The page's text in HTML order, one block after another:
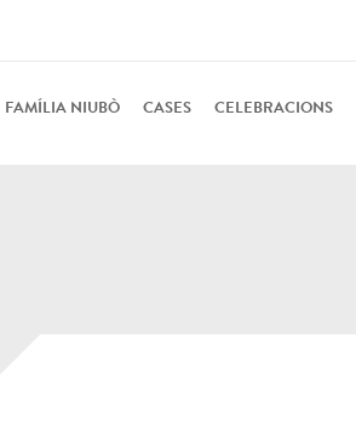
FAMÍLIA NIUBÒ CASES CELEBRACIONS